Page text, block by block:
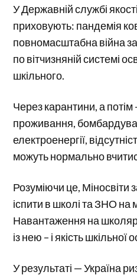
У Державній службі
приховують: пандемія
повномасштабна війна
по вітчизняній системі
шкільного.
Через карантини, а потім
проживання,
електроенергії,
можуть нормально
Розуміючи це, Міносвіти
іспити в школі та ЗНО на
Навантаження на
із нею – і якість шкільної
У результаті — Україна